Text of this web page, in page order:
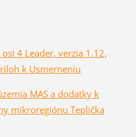
4 Leader, verzia 1.12,
k Usmerneniu
MAS a dodatky k
mikroregiónu Teplička